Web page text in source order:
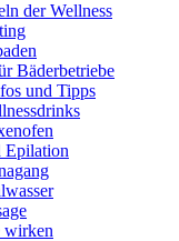
der Wellness
Bäderbetriebe
und Tipps
Epilation
wirken